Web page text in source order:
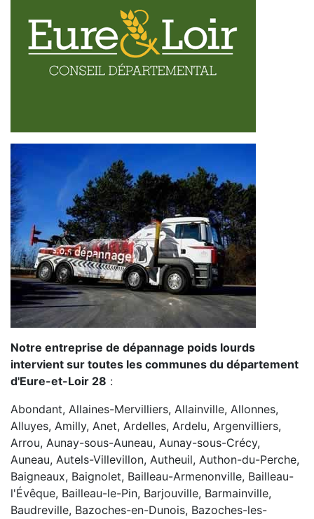
Notre entreprise de dépannage poids lourds
intervient sur toutes les communes du département
d'Eure-et-Loir 28 :
Abondant, Allaines-Mervilliers, Allainville, Allonnes,
Alluyes, Amilly, Anet, Ardelles, Ardelu, Argenvilliers,
Arrou, Aunay-sous-Auneau, Aunay-sous-Crécy,
Auneau, Autels-Villevillon, Autheuil, Authon-du-Perche,
Baigneaux, Baignolet, Bailleau-Armenonville, Bailleau-
l'Évêque, Bailleau-le-Pin, Barjouville, Barmainville,
Baudreville, Bazoches-en-Dunois, Bazoches-les-